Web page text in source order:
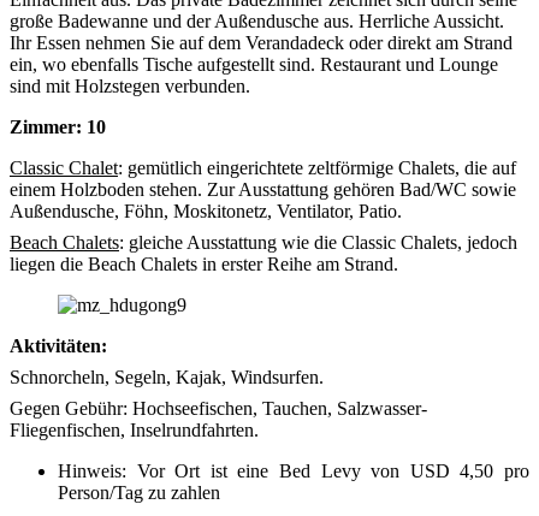
große Badewanne und der Außendusche aus. Herrliche Aussicht.
Ihr Essen nehmen Sie auf dem Verandadeck oder direkt am Strand
ein, wo ebenfalls Tische aufgestellt sind. Restaurant und Lounge
sind mit Holzstegen verbunden.
Zimmer: 10
Classic Chalet: gemütlich eingerichtete zeltförmige Chalets, die auf
einem Holzboden stehen. Zur Ausstattung gehören Bad/WC sowie
Außendusche, Föhn, Moskitonetz, Ventilator, Patio.
Beach Chalets: gleiche Ausstattung wie die Classic Chalets, jedoch
liegen die Beach Chalets in erster Reihe am Strand.
Aktivitäten:
Schnorcheln, Segeln, Kajak, Windsurfen.
Gegen Gebühr: Hochseefischen, Tauchen, Salzwasser-
Fliegenfischen, Inselrundfahrten.
Hinweis: Vor Ort ist eine Bed Levy von USD 4,50 pro
Person/Tag zu zahlen